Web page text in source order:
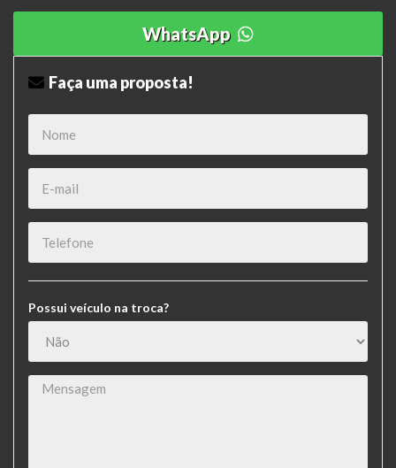
WhatsApp
Faça uma proposta!
Possui veículo na troca?